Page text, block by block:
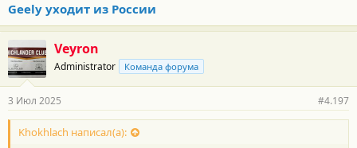
с
т
:
Geely уходит из России
Veyron
Administrator Команда форума
3 Июл 2025 #4.197
Khokhlach написал(а):